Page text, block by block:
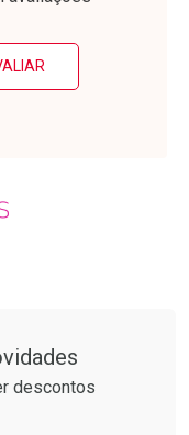
R$ 64,79/cada
descontos